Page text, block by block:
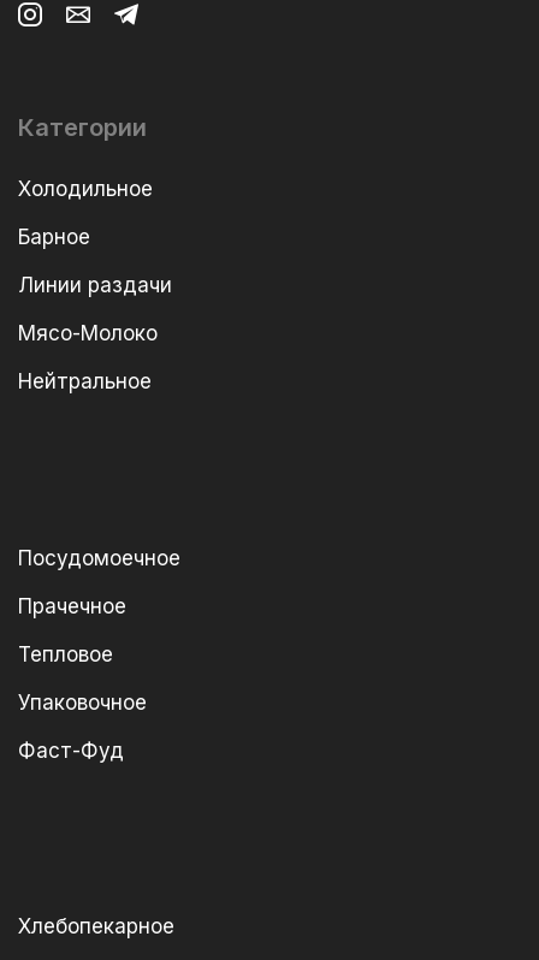
Категории
Холодильное
Барное
Линии раздачи
Мясо-Молоко
Нейтральное
Посудомоечное
Прачечное
Тепловое
Упаковочное
Фаст-Фуд
Хлебопекарное